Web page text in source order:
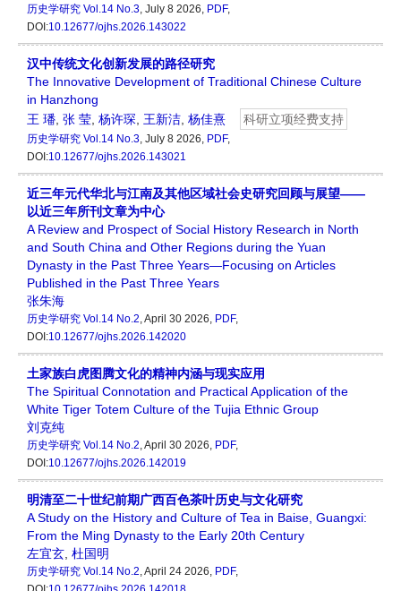
历史学研究 Vol.14 No.3, July 8 2026, PDF,
DOI:10.12677/ojhs.2026.143022
汉中传统文化创新发展的路径研究
The Innovative Development of Traditional Chinese Culture
in Hanzhong
王 璠 张 莹 杨许琛 王新洁 杨佳熹 科研立项经费支持
历史学研究 Vol.14 No.3, July 8 2026, PDF,
DOI:10.12677/ojhs.2026.143021
近三年元代华北与江南及其他区域社会史研究回顾与展望——
以近三年所刊文章为中心
A Review and Prospect of Social History Research in North
and South China and Other Regions during the Yuan
Dynasty in the Past Three Years—Focusing on Articles
Published in the Past Three Years
张朱海
历史学研究 Vol.14 No.2, April 30 2026, PDF,
DOI:10.12677/ojhs.2026.142020
土家族白虎图腾文化的精神内涵与现实应用
The Spiritual Connotation and Practical Application of the
White Tiger Totem Culture of the Tujia Ethnic Group
刘克纯
历史学研究 Vol.14 No.2, April 30 2026, PDF,
DOI:10.12677/ojhs.2026.142019
明清至二十世纪前期广西百色茶叶历史与文化研究
A Study on the History and Culture of Tea in Baise, Guangxi:
From the Ming Dynasty to the Early 20th Century
左宜玄 杜国明
历史学研究 Vol.14 No.2, April 24 2026, PDF,